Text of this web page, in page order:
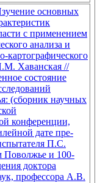
основных
с применением
анализа и
картографического
Хаванская //
состояние
(сборник научных
конференции,
дате пре-
П.С.
Поволжье и 100-
доктора
профессора А.В.